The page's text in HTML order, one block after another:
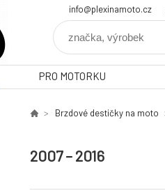
info@plexinamoto.cz
PRO MOTORKU
Brzdové destičky na moto
2007 – 2016